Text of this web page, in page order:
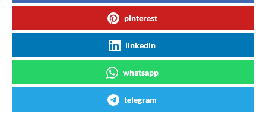
pinterest
linkedin
whatsapp
telegram